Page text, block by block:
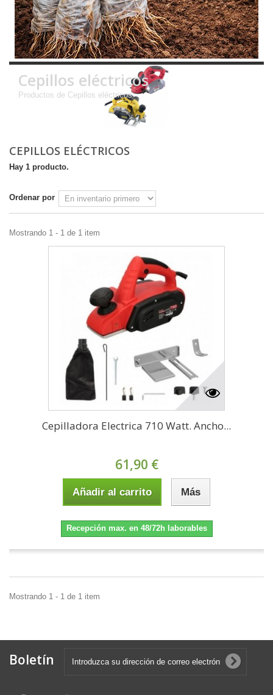
Cepillos eléctricos
Productos de Cepillos eléctricos
CEPILLOS ELÉCTRICOS
Hay 1 producto.
Ordenar por
Mostrando 1 - 1 de 1 item
Cepilladora Electrica 710 Watt. Ancho...
61,90 €
Añadir al carrito Más
Recepción max. en 48/72h laborables
Mostrando 1 - 1 de 1 item
Boletín